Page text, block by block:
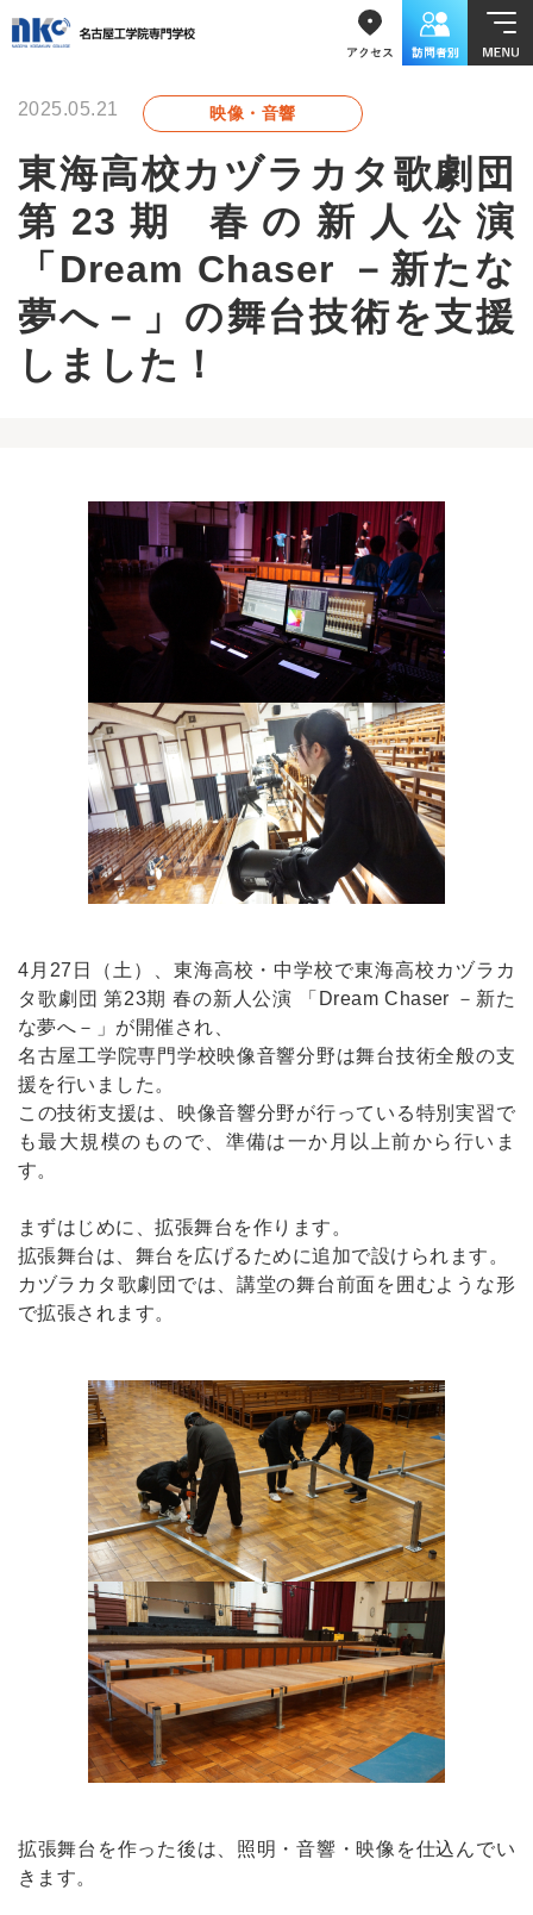
2025.05.21 映像・音響
東海高校カヅラカタ歌劇団
第23期 春の新人公演
「Dream Chaser －新たな
夢へ－」の舞台技術を支援
しました！
4月27日（土）、東海高校・中学校で東海高校カヅラカ
タ歌劇団 第23期 春の新人公演 「Dream Chaser －新た
な夢へ－」が開催され、
名古屋工学院専門学校映像音響分野は舞台技術全般の支
援を行いました。
この技術支援は、映像音響分野が行っている特別実習で
も最大規模のもので、準備は一か月以上前から行いま
す。
まずはじめに、拡張舞台を作ります。
拡張舞台は、舞台を広げるために追加で設けられます。
カヅラカタ歌劇団では、講堂の舞台前面を囲むような形
で拡張されます。
拡張舞台を作った後は、照明・音響・映像を仕込んでい
きます。